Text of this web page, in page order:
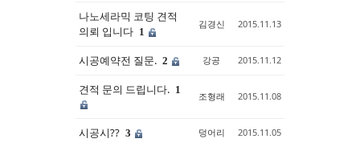
나노세라믹 코팅 견적
의뢰 입니다 1
김경신 2015.11.13
시공예약전 질문. 2 강공 2015.11.12
견적 문의 드립니다. 1
조형래 2015.11.08
시공시?? 3 덩어리 2015.11.05